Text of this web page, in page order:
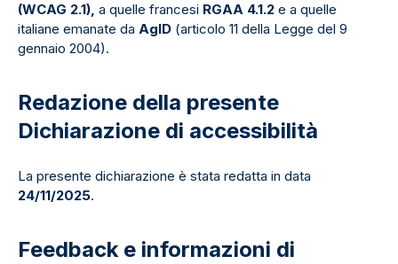
(WCAG 2.1), a quelle francesi RGAA 4.1.2 e a quelle
italiane emanate da AgID (articolo 11 della Legge del 9
gennaio 2004).
Redazione della presente
Dichiarazione di accessibilità
La presente dichiarazione è stata redatta in data
24/11/2025.
Feedback e informazioni di